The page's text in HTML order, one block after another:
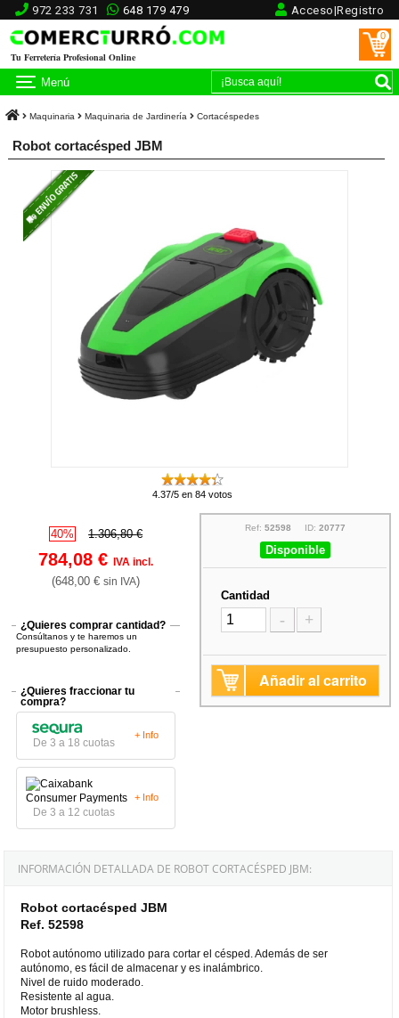
972 233 731 648 179 479 Acceso|Registro
Tu Ferretería Profesional Online
0
Menú
Maquinaria Maquinaria de Jardinería Cortacéspedes
Robot cortacésped JBM
4.37/5 en 84 votos
40% 1.306,80 €
784,08 €IVA incl.
(648,00 €sin IVA)
¿Quieres comprar cantidad?
Consúltanos y te haremos un
presupuesto personalizado.
¿Quieres fraccionar tu
compra?
De 3 a 18 cuotas
+ Info
De 3 a 12 cuotas
+ Info
Ref: 52598 ID: 20777
Disponible
Cantidad
- +
Añadir al carrito
INFORMACIÓN DETALLADA DE ROBOT CORTACÉSPED JBM:
Robot cortacésped JBM
Ref. 52598
Robot autónomo utilizado para cortar el césped. Además de ser
autónomo, es fácil de almacenar y es inalámbrico.
Nivel de ruido moderado.
Resistente al agua.
Motor brushless.